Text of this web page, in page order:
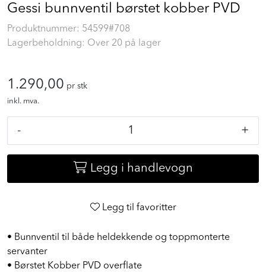
Gessi bunnventil børstet kobber PVD
Produktnummer: 54599#708
Lagerbeholdning: Over 20 på lager
1.290,00 pr stk
inkl. mva.
- +
Legg i handlevogn
Legg til favoritter
• Bunnventil til både heldekkende og toppmonterte
servanter
• Børstet Kobber PVD overflate
Logg inn